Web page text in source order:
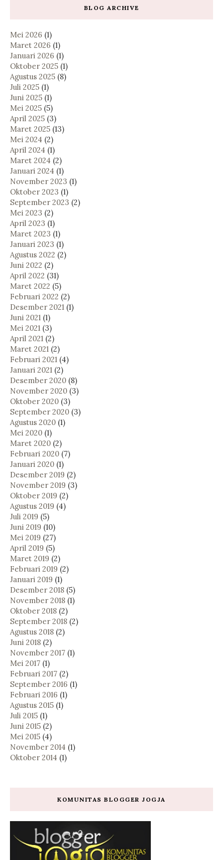
BLOG ARCHIVE
Mei 2026 (1)
Maret 2026 (1)
Januari 2026 (1)
Oktober 2025 (1)
Agustus 2025 (8)
Juli 2025 (1)
Juni 2025 (1)
Mei 2025 (5)
April 2025 (3)
Maret 2025 (13)
Mei 2024 (2)
April 2024 (1)
Maret 2024 (2)
Januari 2024 (1)
November 2023 (1)
Oktober 2023 (1)
September 2023 (2)
Mei 2023 (2)
April 2023 (1)
Maret 2023 (1)
Januari 2023 (1)
Agustus 2022 (2)
Juni 2022 (2)
April 2022 (31)
Maret 2022 (5)
Februari 2022 (2)
Desember 2021 (1)
Juni 2021 (1)
Mei 2021 (3)
April 2021 (2)
Maret 2021 (2)
Februari 2021 (4)
Januari 2021 (2)
Desember 2020 (8)
November 2020 (3)
Oktober 2020 (3)
September 2020 (3)
Agustus 2020 (1)
Mei 2020 (1)
Maret 2020 (2)
Februari 2020 (7)
Januari 2020 (1)
Desember 2019 (2)
November 2019 (3)
Oktober 2019 (2)
Agustus 2019 (4)
Juli 2019 (5)
Juni 2019 (10)
Mei 2019 (27)
April 2019 (5)
Maret 2019 (2)
Februari 2019 (2)
Januari 2019 (1)
Desember 2018 (5)
November 2018 (1)
Oktober 2018 (2)
September 2018 (2)
Agustus 2018 (2)
Juni 2018 (2)
November 2017 (1)
Mei 2017 (1)
Februari 2017 (2)
September 2016 (1)
Februari 2016 (1)
Agustus 2015 (1)
Juli 2015 (1)
Juni 2015 (2)
Mei 2015 (4)
November 2014 (1)
Oktober 2014 (1)
KOMUNITAS BLOGGER JOGJA